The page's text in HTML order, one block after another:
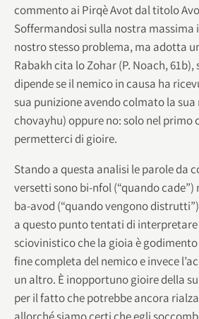
commento ai Pirqè Avot dal titolo
Soffermandosi sulla nostra massima
nostro stesso problema, ma adotta
Rabakh cita lo Zohar (P. Noach,
dipende se il nemico in causa ha
sua punizione avendo colmato la
chovayhu) oppure no: solo nel primo
permetterci di gioire.
Stando a questa analisi le parole da
versetti sono bi-nfol (“quando
ba-avod (“quando vengono
a questo punto tentati di
sciovinistico che la gioia è
fine completa del nemico e invece
un altro. È inopportuno gioire della
per il fatto che potrebbe ancora
allorché siamo certi che egli